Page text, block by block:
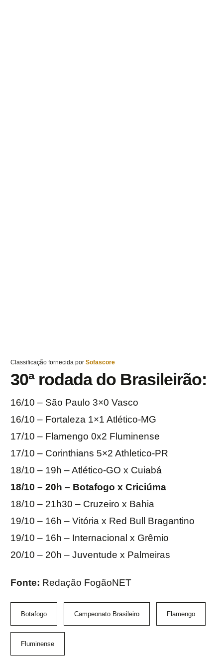
Classificação fornecida por Sofascore
30ª rodada do Brasileirão:
16/10 – São Paulo 3×0 Vasco
16/10 – Fortaleza 1×1 Atlético-MG
17/10 – Flamengo 0x2 Fluminense
17/10 – Corinthians 5×2 Athletico-PR
18/10 – 19h – Atlético-GO x Cuiabá
18/10 – 20h – Botafogo x Criciúma
18/10 – 21h30 – Cruzeiro x Bahia
19/10 – 16h – Vitória x Red Bull Bragantino
19/10 – 16h – Internacional x Grêmio
20/10 – 20h – Juventude x Palmeiras
Fonte: Redação FogãoNET
Botafogo Campeonato Brasileiro Flamengo
Fluminense